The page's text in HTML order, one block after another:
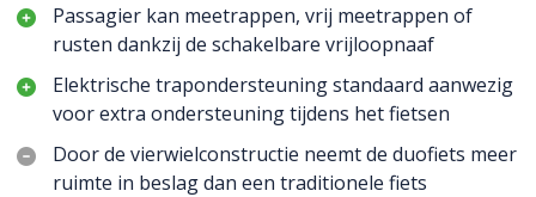
Passagier kan meetrappen, vrij meetrappen of
rusten dankzij de schakelbare vrijloopnaaf
Elektrische trapondersteuning standaard aanwezig
voor extra ondersteuning tijdens het fietsen
Door de vierwielconstructie neemt de duofiets meer
ruimte in beslag dan een traditionele fiets